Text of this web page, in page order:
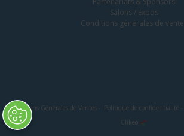
Salons / Expos
Conditions générales de
Conditions Générales de Ventes- Politique de confidentialité -
Clikeo